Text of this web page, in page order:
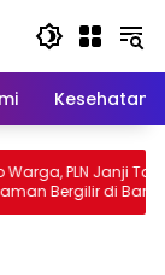
Kesehatan
Lagi